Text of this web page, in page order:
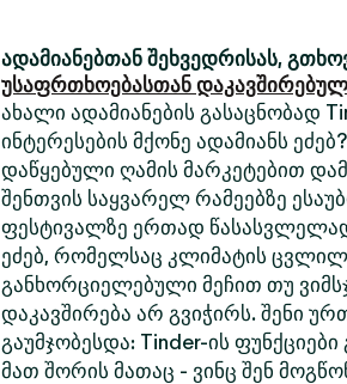
ადამიანებთან შეხვედრისას,
უსაფრთხოებასთან
ახალი ადამიანების გასაცნობად
ინტერესების მქონე ადამიანს
დაწყებული ღამის მარკეტებით
შენთვის საყვარელ რამეებზე
ფესტივალზე ერთად წასასვლელად
ეძებ, რომელსაც კლიმატის
განხორციელებული მეჩით თუ
დაკავშირება არ გვიჭირს. შენი
გაუმჯობესდა: Tinder-ის ფუნქციები
მათ შორის მათაც - ვინც შენ